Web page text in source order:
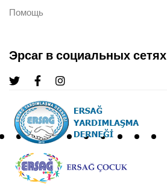
Помощь
Эрсаг в социальных сетях